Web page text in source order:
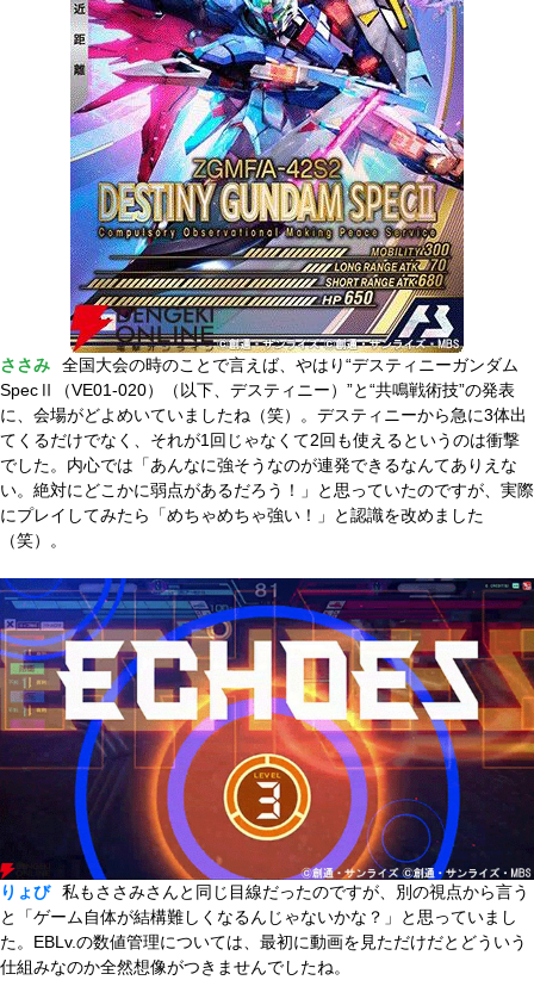
ささみ
全国大会の時のことで言えば、やはり“デスティニーガンダム
SpecⅡ（VE01-020）（以下、デスティニー）”と“共鳴戦術技”の発表
に、会場がどよめいていましたね（笑）。デスティニーから急に3体出
てくるだけでなく、それが1回じゃなくて2回も使えるというのは衝撃
でした。内心では「あんなに強そうなのが連発できるなんてありえな
い。絶対にどこかに弱点があるだろう！」と思っていたのですが、実際
にプレイしてみたら「めちゃめちゃ強い！」と認識を改めました
（笑）。
りょび
私もささみさんと同じ目線だったのですが、別の視点から言う
と「ゲーム自体が結構難しくなるんじゃないかな？」と思っていまし
た。EBLv.の数値管理については、最初に動画を見ただけだとどういう
仕組みなのか全然想像がつきませんでしたね。